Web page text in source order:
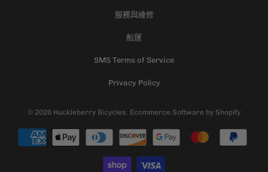
服務與維修
船運
SMS Terms of Service
Privacy Policy
© 2026 Huckleberry Bicycles Ecommerce Software by Shopify